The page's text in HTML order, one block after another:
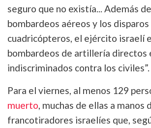
seguro que no existía... Además
bombardeos aéreos y los
cuadricópteros, el ejército israelí
bombardeos de artillería directos
indiscriminados contra los civiles”.
Para el viernes, al menos 129
muerto, muchas de ellas a manos
francotiradores israelíes que,